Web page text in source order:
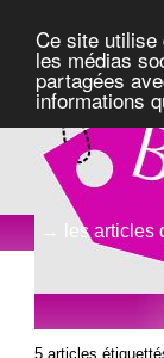
Ce site utilise
les médias
partagées
informations
→ les articles
5 articles